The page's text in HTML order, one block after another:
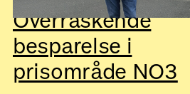
Overraskende
besparelse i
prisområde NO3